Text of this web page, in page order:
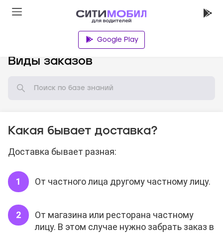
Google Play
Виды заказов
Какая бывает доставка?
Доставка бывает разная:
От частного лица другому частному лицу.
От магазина или ресторана частному
лицу. В этом случае нужно забрать заказ в